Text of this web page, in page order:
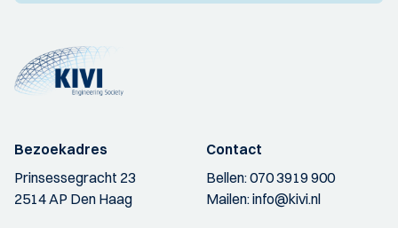
Bezoekadres
Prinsessegracht 23
2514 AP Den Haag
Contact
Bellen:070 3919 900
Mailen:info@kivi.nl